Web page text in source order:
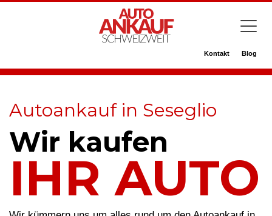
Kontakt Blog
Autoankauf in Seseglio
Wir kaufen
IHR AUTO